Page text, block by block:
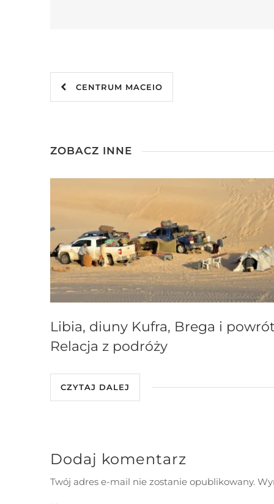
CENTRUM MACEIO
ZOBACZ INNE
Libia, diuny Kufra, Brega i
Relacja z podróży
CZYTAJ DALEJ
Dodaj komentarz
Twój adres e-mail nie zostanie opublikowany.